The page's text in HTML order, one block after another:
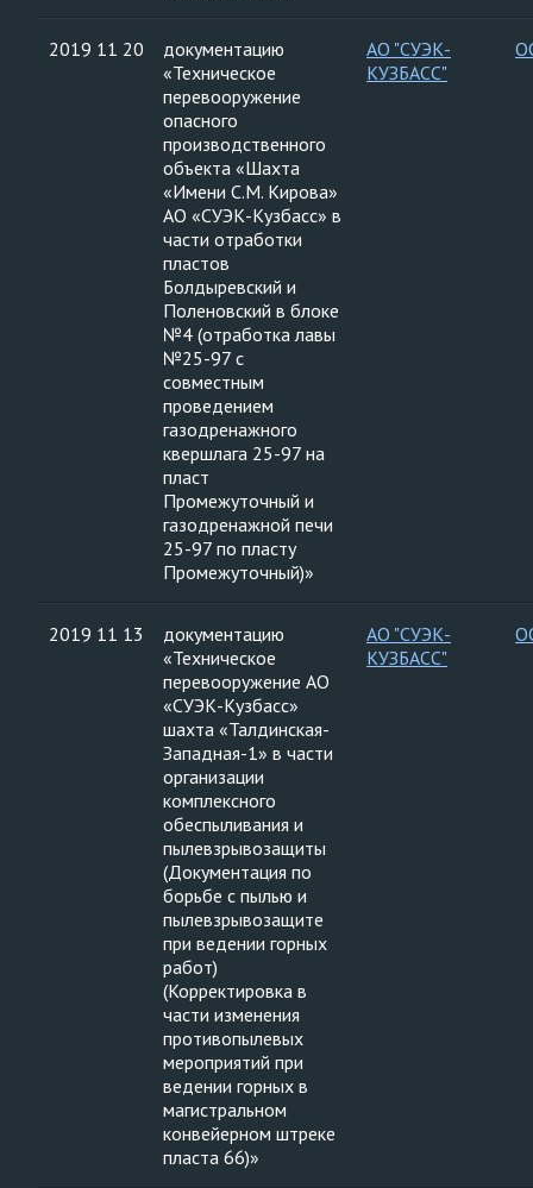
2019 11 20
документацию
«Техническое
перевооружение
опасного
производственного
объекта «Шахта
«Имени С.М. Кирова»
АО «СУЭК-Кузбасс» в
части отработки
пластов
Болдыревский и
Поленовский в блоке
№4 (отработка лавы
№25-97 с
совместным
проведением
газодренажного
квершлага 25-97 на
пласт
Промежуточный и
газодренажной печи
25-97 по пласту
Промежуточный)»
АО "СУЭК-
КУЗБАСС"
2019 11 13
документацию
«Техническое
перевооружение АО
«СУЭК-Кузбасс»
шахта «Талдинская-
Западная-1» в части
организации
комплексного
обеспыливания и
пылевзрывозащиты
(Документация по
борьбе с пылью и
пылевзрывозащите
при ведении горных
работ)
(Корректировка в
части изменения
противопылевых
мероприятий при
ведении горных в
магистральном
конвейерном штреке
пласта 66)»
АО "СУЭК-
КУЗБАСС"